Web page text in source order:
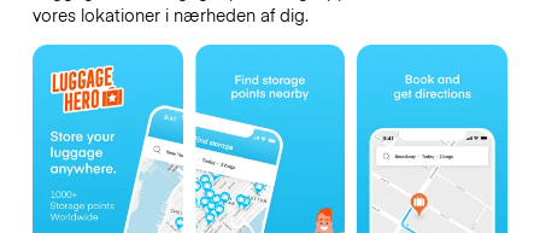
vores lokationer i nærheden af dig.